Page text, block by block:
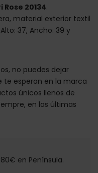
20134.
material exterior textil
37, Ancho: 39 y
no puedes dejar
te esperan en la marca
únicos llenos de
en las últimas
en Península.